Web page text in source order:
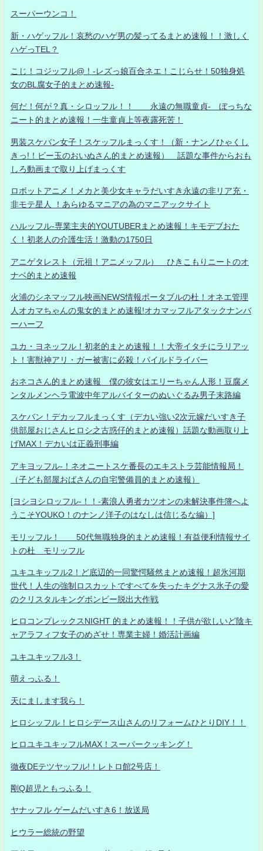
スーパーウンコ！
新・ハゲッフル！哀愁のハゲ男の髪ってるまとめ速報！！激しく
ハゲっTEL？
こじ！コジッフル@！-レズっ娘百合ネエ！こじらせ！50独身処
女のBL腐女子的まとめ速報-
何だ！何が？真・シロッフル！！ 永遠の無職童貞- ぼっちな
ニート的まとめ速報！一生童貞上等夜露死苦！
男装スケバン女子！スケッフルまっくす！（新・ナンノひゃくし
きっ!！ビー玉のおいぬさん的まとめ速報） 話題な事件からおも
しろ動画まで取り上げまっくす
ロボットアニメ！メカと美少女キャラだいすき永遠の非リア充・
非モテ星人 ！あらゆるマニアの為のマニアックサイト
ハルッフル-専業主夫的YOUTUBERまとめ速報！キモデブおた
く！初老人の介護生活！激動の1750日
アニゲタレスト（元祖！アニメッフル） ひきこもりニートのオ
ナベ的まとめ速報
火浦のシネマッフル映画NEWS情報ポータブルの杜！オネエ管理
人オカマちゃんの鬼女的まとめ速報!オカマッフルアタックナンバ
ーハーフ
ユカ・ヨネッフル！初老的まとめ速報！！大帝イタチにラリアッ
ト！害獣神アリ・ガー被害に必殺！パイルドライバー
おネコさん的まとめ速報 僕の彼女はエリーちゃん人形！豆腐メ
ンタルメンヘラ電波中年アルバイターのぬいぐるみ男子末路編
スケバン！デカッフルまっくす（デカい強い2次元嫁だいすき子
供部屋おじさんヒロシ之古惑仔的まとめ速報）話題な動画取り上
げMAX！デカいは正義刑事編
アキヨッフル-！ネオニートスケ番長のエキストラ芸能情報局！
（子ども部屋おばさんの自宅警備員的まとめ速報）
[ヨシヨシロッフル-！！-素浪人勇者カツオンの未解決事件簿へよ
うこそYOUKO！のナンノ洋子のはなしは信じるな編）]
モリッフル！ 50代無職独身的まとめ速報！有益便利情報サイ
トの杜 モリッフル
ユキユキッフル2！ど底辺的一同驚愕騒然まとめ速報！超氷河期
世代！人生の強制ロスカットですべてを失ったキグナス氷子の愛
のクリスタルキングボンビー脱出大作戦
ヒロコンプレックスNIGHT 的まとめ速報！！子供が欲しいど陰キ
ャアラフィフ女子のめざせ！専業主婦！婚活計画編
ユキユキッフル3！
萌えっふる！
天にまします我ら！
ヒロシッフル！ヒロシデース山さんのリフォームひとりDIY！！
ヒロユキユキッフルMAX！スーパークッキング！
徹夜DEテツヤッフル!！レトロ館2号店！
剛Q超児ともっふる！
ヤナッフル ゲームだいすき6！放送局
ヒウラー総統の野望